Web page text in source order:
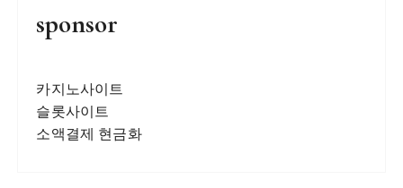
sponsor
카지노사이트
슬롯사이트
소액결제 현금화